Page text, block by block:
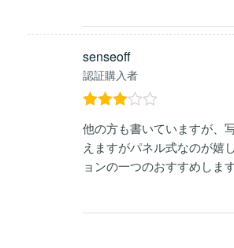
senseoff
認証購入者
5段階
中3の
評価
他の方も書いていますが、
えますがパネル式なのが嬉
ョンの一つのおすすめします